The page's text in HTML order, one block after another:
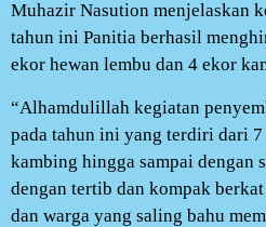
Muhazir Nasution menjelaskan
tahun ini Panitia berhasil
ekor hewan lembu dan 4 ekor
“Alhamdulillah kegiatan
pada tahun ini yang terdiri dari
kambing hingga sampai dengan
dengan tertib dan kompak
dan warga yang saling bahu